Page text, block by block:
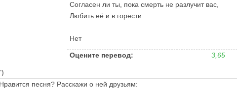
Согласен ли ты, пока смерть не разлучит вас,
Любить её и в горести
Нет
Оцените перевод: 3,65
Нравится песня? Расскажи о ней друзьям: